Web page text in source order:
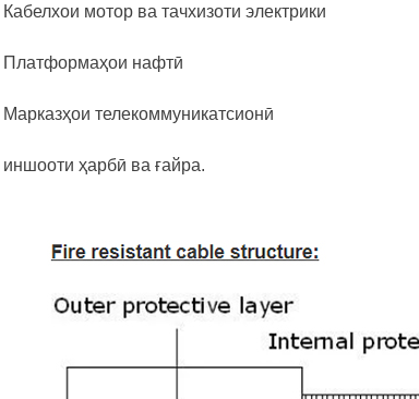
Кабелхои мотор ва тачхизоти электрики
Платформаҳои нафтӣ
Марказҳои телекоммуникатсионӣ
иншооти ҳарбӣ ва ғайра.